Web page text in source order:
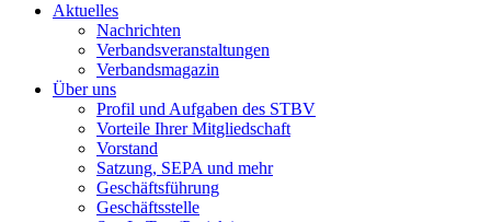
Aktuelles
Nachrichten
Verbandsveranstaltungen
Verbandsmagazin
Über uns
Profil und Aufgaben des STBV
Vorteile Ihrer Mitgliedschaft
Vorstand
Satzung, SEPA und mehr
Geschäftsführung
Geschäftsstelle